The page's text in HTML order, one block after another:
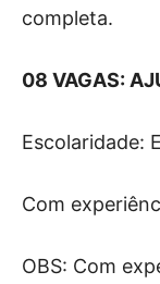
completa.
08 VAGAS:
Escolaridade:
Com
OBS: Com